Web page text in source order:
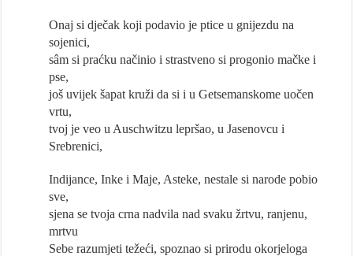
Onaj si dječak koji podavio je ptice u gnijezdu na
sojenici,
sâm si praćku načinio i strastveno si progonio mačke i
pse,
još uvijek šapat kruži da si i u Getsemanskome uočen
vrtu,
tvoj je veo u Auschwitzu lepršao, u Jasenovcu i
Srebrenici,
Indijance, Inke i Maje, Asteke, nestale si narode pobio
sve,
sjena se tvoja crna nadvila nad svaku žrtvu, ranjenu,
mrtvu
Sebe razumjeti težeći, spoznao si prirodu okorjeloga